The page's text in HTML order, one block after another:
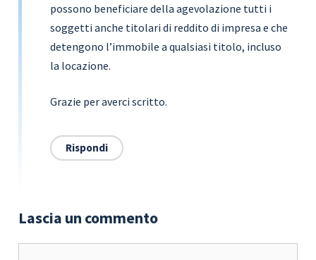
possono beneficiare della agevolazione tutti i
soggetti anche titolari di reddito di impresa e che
detengono l’immobile a qualsiasi titolo, incluso
la locazione.
Grazie per averci scritto.
Rispondi
Lascia un commento